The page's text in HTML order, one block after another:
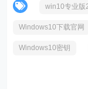
win10专业版
Windows10下载官网
Windows10密钥